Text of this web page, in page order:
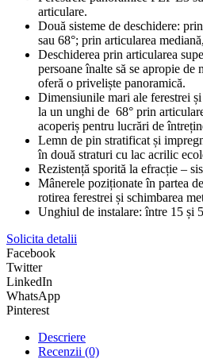
articulare.
Două sisteme de deschidere:
sau 68°; prin articularea
Deschiderea prin articularea
persoane înalte să se apropie de
oferă o priveliște panoramică.
Dimensiunile mari ale ferestrei
la un unghi de 68° prin
acoperiș pentru lucrări de
Lemn de pin stratificat și
în două straturi cu lac acrilic
Rezistență sporită la efracție –
Mânerele poziționate în partea
rotirea ferestrei și schimbarea
Unghiul de instalare: între 15 și
Solicita detalii
Facebook
Twitter
LinkedIn
WhatsApp
Pinterest
Descriere
Recenzii (0)